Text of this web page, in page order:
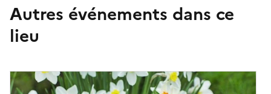
Autres événements dans ce
lieu